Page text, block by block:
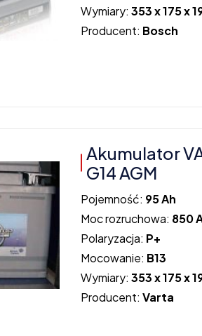
Wymiary:353 x 175 x
Producent: Bosch
Akumulator
G14 AGM
Pojemność: 95 Ah
Moc rozruchowa: 850
Polaryzacja: P+
Mocowanie: B13
Wymiary:353 x 175 x
Producent:Varta